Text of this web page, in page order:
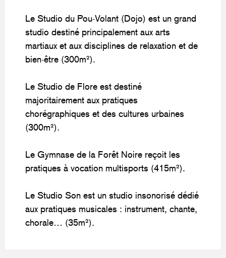
Le Studio du Pou-Volant (Dojo) est un grand
studio destiné principalement aux arts
martiaux et aux disciplines de relaxation et de
bien-être (300m²).
Le Studio de Flore est destiné
majoritairement aux pratiques
chorégraphiques et des cultures urbaines
(300m²).
Le Gymnase de la Forêt Noire reçoit les
pratiques à vocation multisports (415m²).
Le Studio Son est un studio insonorisé dédié
aux pratiques musicales : instrument, chante,
chorale… (35m²).